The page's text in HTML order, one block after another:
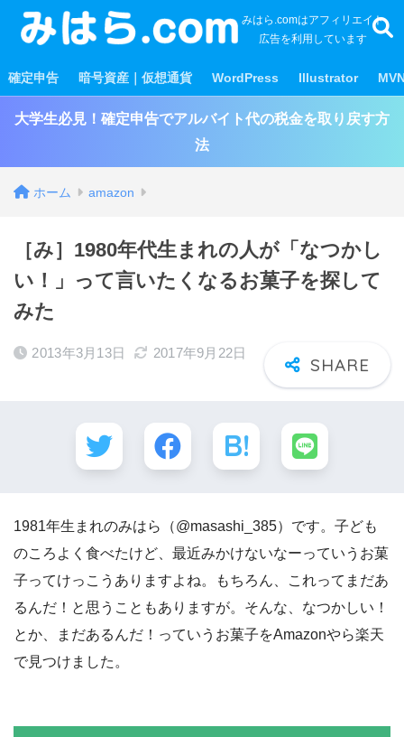
みはら.comはアフィリエイト
広告を利用しています
確定申告 暗号資産｜仮想通貨 WordPress Illustrator
大学生必見！確定申告でアルバイト代の税金を取り戻す方
法
ホーム amazon
［み］1980年代生まれの人が「なつかし
い！」って言いたくなるお菓子を探して
みた
2013年3月13日 2017年9月22日
1981年生まれのみはら（@masashi_385）です。子ども
のころよく食べたけど、最近みかけないなーっていうお菓
子ってけっこうありますよね。もちろん、これってまだあ
るんだ！と思うこともありますが。そんな、なつかしい！
とか、まだあるんだ！っていうお菓子をAmazonやら楽天
で見つけました。